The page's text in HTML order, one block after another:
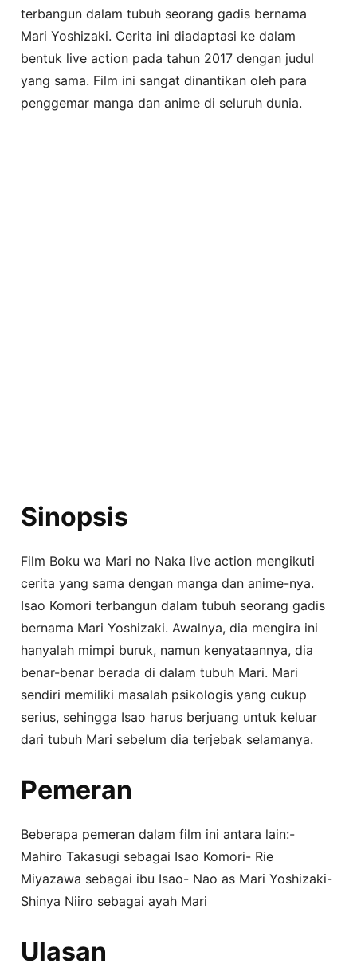
terbangun dalam tubuh seorang gadis bernama
Mari Yoshizaki. Cerita ini diadaptasi ke dalam
bentuk live action pada tahun 2017 dengan judul
yang sama. Film ini sangat dinantikan oleh para
penggemar manga dan anime di seluruh dunia.
Sinopsis
Film Boku wa Mari no Naka live action mengikuti
cerita yang sama dengan manga dan anime-nya.
Isao Komori terbangun dalam tubuh seorang gadis
bernama Mari Yoshizaki. Awalnya, dia mengira ini
hanyalah mimpi buruk, namun kenyataannya, dia
benar-benar berada di dalam tubuh Mari. Mari
sendiri memiliki masalah psikologis yang cukup
serius, sehingga Isao harus berjuang untuk keluar
dari tubuh Mari sebelum dia terjebak selamanya.
Pemeran
Beberapa pemeran dalam film ini antara lain:-
Mahiro Takasugi sebagai Isao Komori- Rie
Miyazawa sebagai ibu Isao- Nao as Mari Yoshizaki-
Shinya Niiro sebagai ayah Mari
Ulasan